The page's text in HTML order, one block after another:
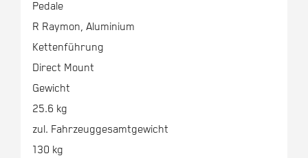
Pedale
R Raymon, Aluminium
Kettenführung
Direct Mount
Gewicht
25.6 kg
zul. Fahrzeuggesamtgewicht
130 kg